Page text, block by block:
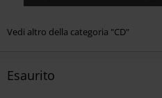
Vedi altro della categoria "CD"
Esaurito